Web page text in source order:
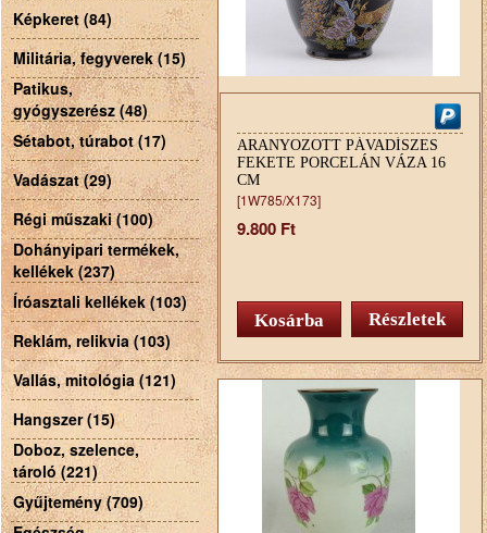
Képkeret (84)
Militária, fegyverek (15)
Patikus,
gyógyszerész (48)
Sétabot, túrabot (17)
Vadászat (29)
Régi műszaki (100)
Dohányipari termékek,
kellékek (237)
Íróasztali kellékek (103)
Reklám, relikvia (103)
Vallás, mitológia (121)
Hangszer (15)
Doboz, szelence,
tároló (221)
Gyűjtemény (709)
ARANYOZOTT PÁVADÍSZES
FEKETE PORCELÁN VÁZA 16
CM
[1W785/X173]
9.800 Ft
Részletek